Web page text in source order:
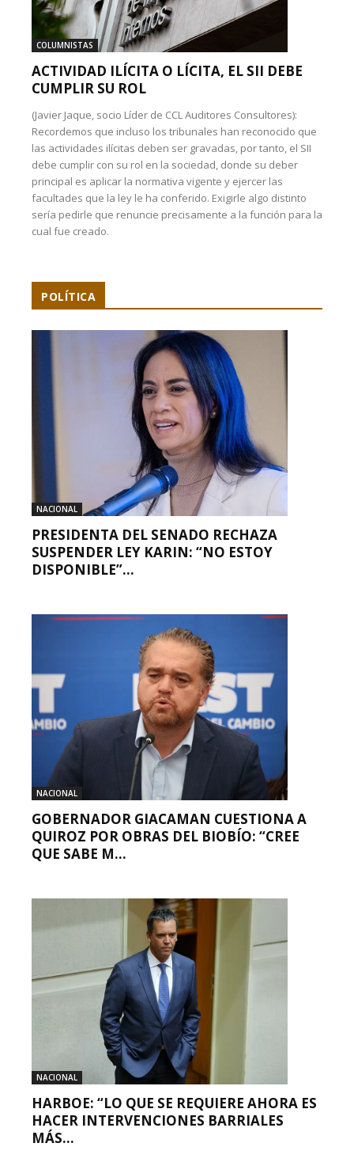
COLUMNISTAS
ACTIVIDAD ILÍCITA O LÍCITA, EL SII DEBE
CUMPLIR SU ROL
(Javier Jaque, socio Líder de CCL Auditores Consultores):
Recordemos que incluso los tribunales han reconocido que
las actividades ilícitas deben ser gravadas, por tanto, el SII
debe cumplir con su rol en la sociedad, donde su deber
principal es aplicar la normativa vigente y ejercer las
facultades que la ley le ha conferido. Exigirle algo distinto
sería pedirle que renuncie precisamente a la función para la
cual fue creado.
POLÍTICA
NACIONAL
PRESIDENTA DEL SENADO RECHAZA
SUSPENDER LEY KARIN: “NO ESTOY
DISPONIBLE”...
NACIONAL
GOBERNADOR GIACAMAN CUESTIONA A
QUIROZ POR OBRAS DEL BIOBÍO: “CREE
QUE SABE M...
NACIONAL
HARBOE: “LO QUE SE REQUIERE AHORA ES
HACER INTERVENCIONES BARRIALES
MÁS...